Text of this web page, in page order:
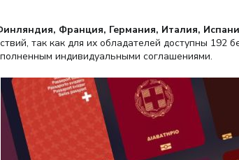
Франция, Германия, Италия,
так как для их обладателей доступны
индивидуальными соглашениями.